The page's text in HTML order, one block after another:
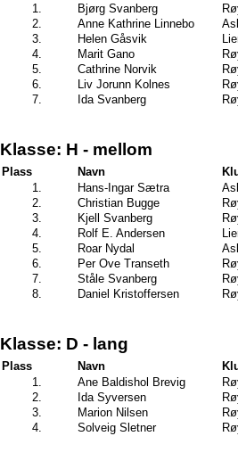
1.
Bjørg Svanberg
2.
Anne Kathrine Linnebo
3.
Helen Gåsvik
4.
Marit Gano
5.
Cathrine Norvik
6.
Liv Jorunn Kolnes
7.
Ida Svanberg
Klasse: H - mellom
Plass Navn
1.
Hans-Ingar Sætra
2.
Christian Bugge
3.
Kjell Svanberg
4.
Rolf E. Andersen
5.
Roar Nydal
6.
Per Ove Transeth
7.
Ståle Svanberg
8.
Daniel Kristoffersen
Klasse: D - lang
Plass Navn
1.
Ane Baldishol Brevig
2.
Ida Syversen
3.
Marion Nilsen
4.
Solveig Sletner